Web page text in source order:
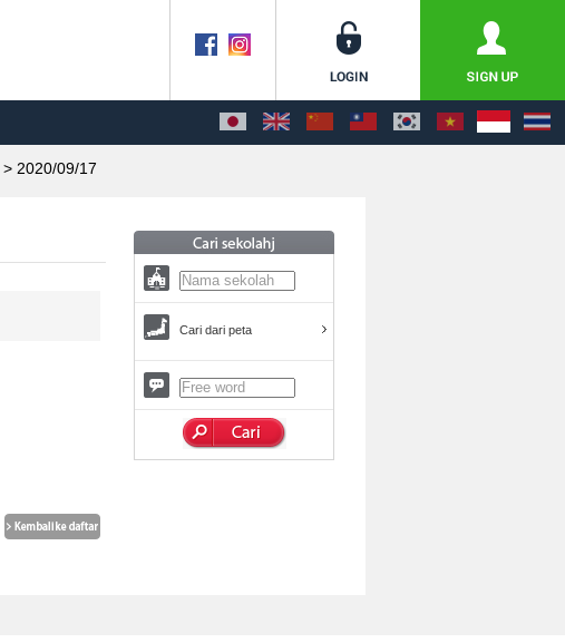
> 2020/09/17
Cari dari peta